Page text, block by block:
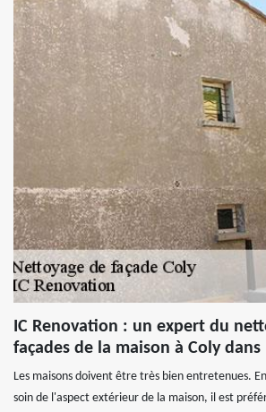
IC Renovation : un expert du
façades de la maison à Coly dans
Les maisons doivent être très bien entretenues.
soin de l'aspect extérieur de la maison, il est